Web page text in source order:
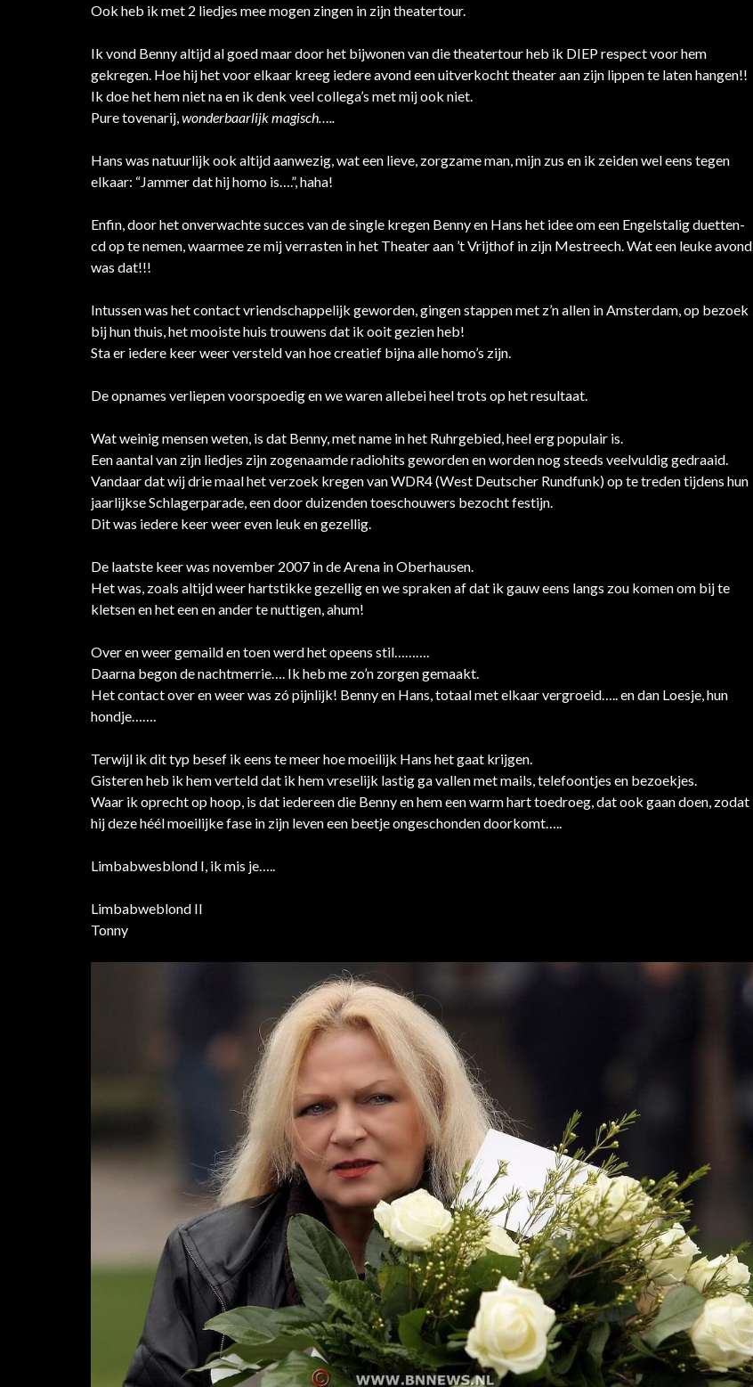
Ook heb ik met 2 liedjes mee mogen zingen in zijn theatertour.
Ik vond Benny altijd al goed maar door het bijwonen van die theatertour heb ik DIEP respect voor hem
gekregen. Hoe hij het voor elkaar kreeg iedere avond een uitverkocht theater aan zijn lippen te laten hangen!!
Ik doe het hem niet na en ik denk veel collega’s met mij ook niet.
Pure tovenarij, wonderbaarlijk magisch…..
Hans was natuurlijk ook altijd aanwezig, wat een lieve, zorgzame man, mijn zus en ik zeiden wel eens tegen
elkaar: “Jammer dat hij homo is….”, haha!
Enfin, door het onverwachte succes van de single kregen Benny en Hans het idee om een Engelstalig duetten-
cd op te nemen, waarmee ze mij verrasten in het Theater aan ’t Vrijthof in zijn Mestreech. Wat een leuke avond
was dat!!!
Intussen was het contact vriendschappelijk geworden, gingen stappen met z’n allen in Amsterdam, op bezoek
bij hun thuis, het mooiste huis trouwens dat ik ooit gezien heb!
Sta er iedere keer weer versteld van hoe creatief bijna alle homo’s zijn.
De opnames verliepen voorspoedig en we waren allebei heel trots op het resultaat.
Wat weinig mensen weten, is dat Benny, met name in het Ruhrgebied, heel erg populair is.
Een aantal van zijn liedjes zijn zogenaamde radiohits geworden en worden nog steeds veelvuldig gedraaid.
Vandaar dat wij drie maal het verzoek kregen van WDR4 (West Deutscher Rundfunk) op te treden tijdens hun
jaarlijkse Schlagerparade, een door duizenden toeschouwers bezocht festijn.
Dit was iedere keer weer even leuk en gezellig.
De laatste keer was november 2007 in de Arena in Oberhausen.
Het was, zoals altijd weer hartstikke gezellig en we spraken af dat ik gauw eens langs zou komen om bij te
kletsen en het een en ander te nuttigen, ahum!
Over en weer gemaild en toen werd het opeens stil……….
Daarna begon de nachtmerrie…. Ik heb me zo’n zorgen gemaakt.
Het contact over en weer was zó pijnlijk! Benny en Hans, totaal met elkaar vergroeid….. en dan Loesje, hun
hondje…….
Terwijl ik dit typ besef ik eens te meer hoe moeilijk Hans het gaat krijgen.
Gisteren heb ik hem verteld dat ik hem vreselijk lastig ga vallen met mails, telefoontjes en bezoekjes.
Waar ik oprecht op hoop, is dat iedereen die Benny en hem een warm hart toedroeg, dat ook gaan doen, zodat
hij deze héél moeilijke fase in zijn leven een beetje ongeschonden doorkomt…..
Limbabwesblond I, ik mis je…..
Limbabweblond II
Tonny